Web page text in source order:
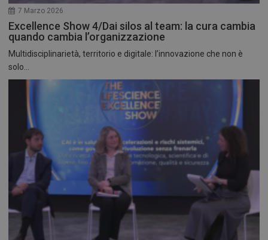
7 Marzo 2026
Excellence Show 4/Dai silos al team: la cura cambia
quando cambia l’organizzazione
Multidisciplinarietà, territorio e digitale: l’innovazione che non è
solo...